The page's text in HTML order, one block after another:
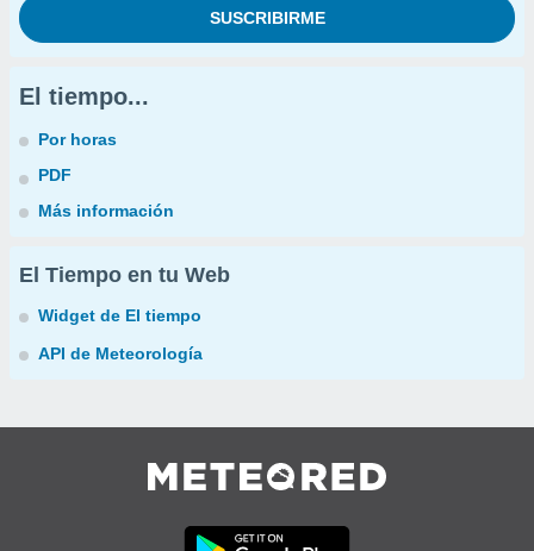
El tiempo...
Por horas
PDF
Más información
El Tiempo en tu Web
Widget de El tiempo
API de Meteorología